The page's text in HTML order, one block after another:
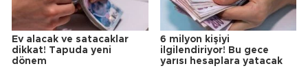
Ev alacak ve satacaklar
dikkat! Tapuda yeni
dönem
6 milyon kişiyi
ilgilendiriyor! Bu gece
yarısı hesaplara yatacak